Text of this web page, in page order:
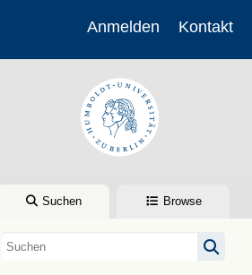
Anmelden Kontakt
Suchen Browse